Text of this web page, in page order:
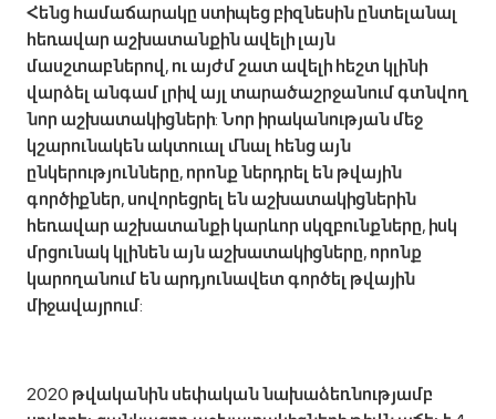
Հենց համաճարակը ստիպեց բիզնեսին ընտելանալ
հեռավար աշխատանքին ավելի լայն
մասշտաբներով, ու այժմ շատ ավելի հեշտ կլինի
վարձել անգամ լրիվ այլ տարածաշրջանում գտնվող
նոր աշխատակիցների: Նոր իրականության մեջ
կշարունակեն ակտուալ մնալ հենց այն
ընկերությունները, որոնք ներդրել են թվային
գործիքներ, սովորեցրել են աշխատակիցներին
հեռավար աշխատանքի կարևոր սկզբունքները, իսկ
մրցունակ կլինեն այն աշխատակիցները, որոնք
կարողանում են արդյունավետ գործել թվային
միջավայրում:
2020 թվականին սեփական նախաձեռնությամբ